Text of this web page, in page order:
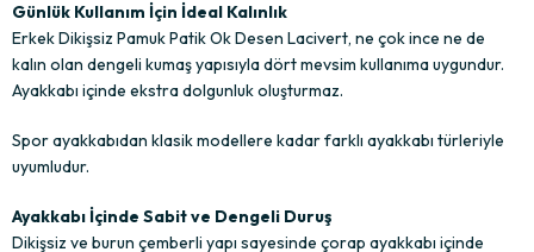
Günlük Kullanım İçin İdeal Kalınlık
Erkek Dikişsiz Pamuk Patik Ok Desen Lacivert, ne çok ince ne de
kalın olan dengeli kumaş yapısıyla dört mevsim kullanıma uygundur.
Ayakkabı içinde ekstra dolgunluk oluşturmaz.
Spor ayakkabıdan klasik modellere kadar farklı ayakkabı türleriyle
uyumludur.
Ayakkabı İçinde Sabit ve Dengeli Duruş
Dikişsiz ve burun çemberli yapı sayesinde çorap ayakkabı içinde